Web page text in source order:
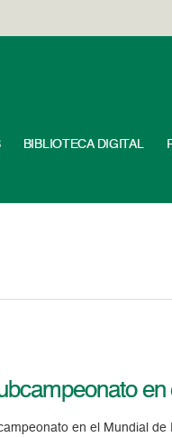
BIBLIOTECA DIGITAL
en el Mundial